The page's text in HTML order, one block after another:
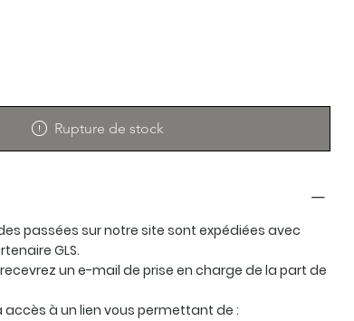
Rupture de stock
passées sur notre site sont expédiées avec
GLS.
recevrez un e-mail de prise en charge de la part de
à un lien vous permettant de :